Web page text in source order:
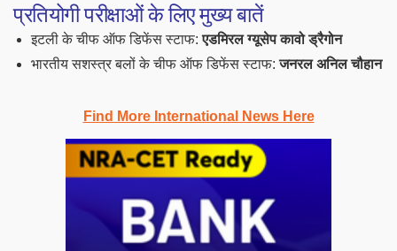
प्रतियोगी परीक्षाओं के लिए मुख्य बातें
इटली के चीफ ऑफ डिफेंस स्टाफ:एडमिरल ग्यूसेप कावो ड्रैगोन
भारतीय सशस्त्र बलों के चीफ ऑफ डिफेंस स्टाफ:जनरल अनिल चौहान
Find More International News Here